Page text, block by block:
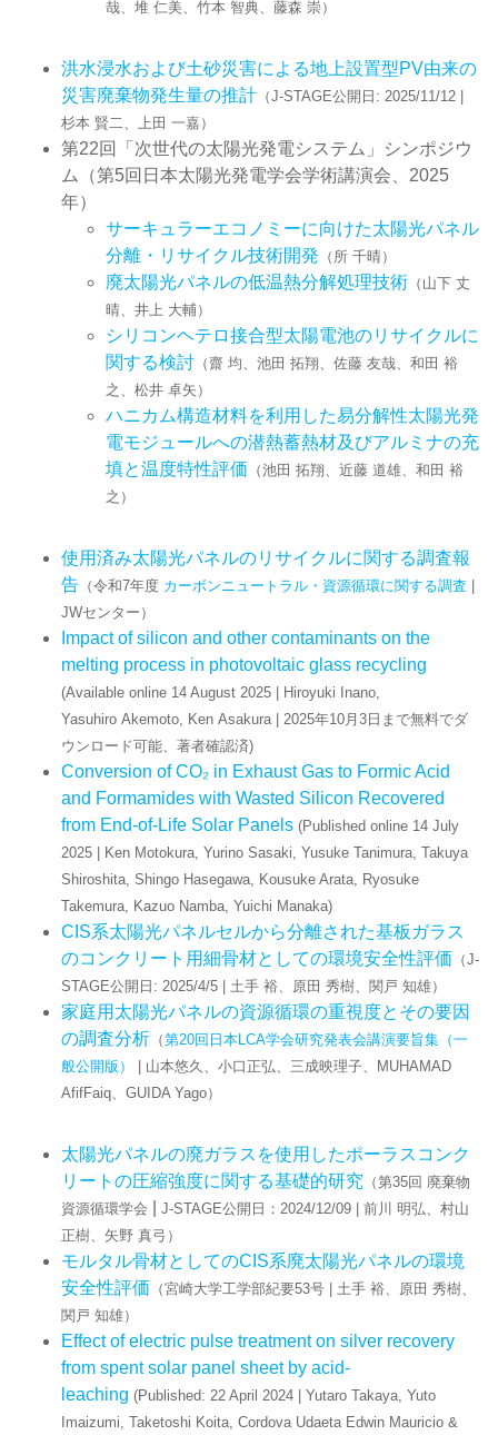
哉、堆 仁美、竹本 智典、藤森 崇）
洪水浸水および土砂災害による地上設置型PV由来の
災害廃棄物発生量の推計 （J-STAGE公開日: 2025/11/12 |
杉本 賢二、上田 一嘉）
第22回「次世代の太陽光発電システム」シンポジウ
ム（第5回日本太陽光発電学会学術講演会、2025
年）
サーキュラーエコノミーに向けた太陽光パネル
分離・リサイクル技術開発 （所 千晴）
廃太陽光パネルの低温熱分解処理技術 （山下 丈
晴、井上 大輔）
シリコンヘテロ接合型太陽電池のリサイクルに
関する検討 （齋 均、池田 拓翔、佐藤 友哉、和田 裕
之、松井 卓矢）
ハニカム構造材料を利用した易分解性太陽光発
電モジュールへの潜熱蓄熱材及びアルミナの充
填と温度特性評価 （池田 拓翔、近藤 道雄、和田 裕
之）
使用済み太陽光パネルのリサイクルに関する調査報
告 （令和7年度 カーボンニュートラル・資源循環に関する調査 |
JWセンター）
Impact of silicon and other contaminants on the
melting process in photovoltaic glass recycling
(Available online 14 August 2025 | Hiroyuki Inano,
Yasuhiro Akemoto, Ken Asakura | 2025年10月3日まで無料でダ
ウンロード可能、著者確認済)
Conversion of CO₂ in Exhaust Gas to Formic Acid
and Formamides with Wasted Silicon Recovered
from End-of-Life Solar Panels (Published online 14 July
2025 | Ken Motokura, Yurino Sasaki, Yusuke Tanimura, Takuya
Shiroshita, Shingo Hasegawa, Kousuke Arata, Ryosuke
Takemura, Kazuo Namba, Yuichi Manaka)
CIS系太陽光パネルセルから分離された基板ガラス
のコンクリート用細骨材としての環境安全性評価 （J-
STAGE公開日: 2025/4/5 | 土手 裕、原田 秀樹、関戸 知雄）
家庭用太陽光パネルの資源循環の重視度とその要因
の調査分析 （第20回日本LCA学会研究発表会講演要旨集（一
般公開版）
| 山本悠久、小口正弘、三成映理子、MUHAMAD
AfifFaiq、GUIDA Yago）
太陽光パネルの廃ガラスを使用したポーラスコンク
リートの圧縮強度に関する基礎的研究 （第35回 廃棄物
資源循環学会
J-STAGE公開日：2024/12/09 | 前川 明弘、村山
正樹、矢野 真弓）
モルタル骨材としてのCIS系廃太陽光パネルの環境
安全性評価 （宮崎大学工学部紀要53号 | 土手 裕、原田 秀樹、
関戸 知雄）
Effect of electric pulse treatment on silver recovery
from spent solar panel sheet by acid-
leaching (Published: 22 April 2024 | Yutaro Takaya, Yuto
Imaizumi, Taketoshi Koita, Cordova Udaeta Edwin Mauricio &